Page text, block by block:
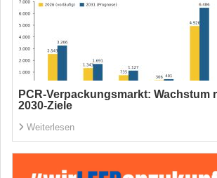
PCR-Verpackungsmarkt: Wachstum
2030-Ziele
Weiterlesen